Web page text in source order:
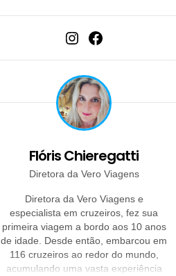
em uma única viagem.
Flóris Chieregatti
Diretora da Vero Viagens
Diretora da Vero Viagens e
especialista em cruzeiros, fez sua
primeira viagem a bordo aos 10 anos
de idade. Desde então, embarcou em
116 cruzeiros ao redor do mundo,
acumulando uma vasta experiência